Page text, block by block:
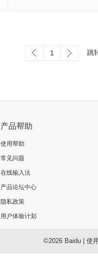
1 跳
产品帮助
使用帮助
常见问题
在线输入法
产品论坛中心
隐私政策
用户体验计划
©2026 Baidu| 使